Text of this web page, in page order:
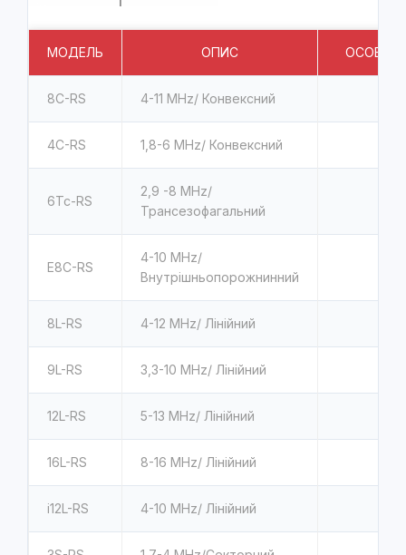
МОДЕЛЬ ОПИС
8C-RS 4-11 MHz/ Конвексний
4C-RS 1,8-6 MHz/ Конвексний
6Tc-RS
2,9 -8 MHz/
Трансезофагальний
E8C-RS
4-10 MHz/
Внутрішньопорожнинний
8L-RS 4-12 MHz/ Лінійний
9L-RS 3,3-10 MHz/ Лінійний
12L-RS 5-13 MHz/ Лінійний
16L-RS 8-16 MHz/ Лінійний
i12L-RS 4-10 MHz/ Лінійний